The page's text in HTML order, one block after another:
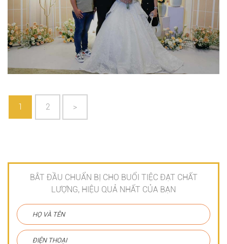
1 2 >
BẮT ĐẦU CHUẨN BỊ CHO BUỔI TIỆC ĐẠT CHẤT
LƯỢNG, HIỆU QUẢ NHẤT CỦA BẠN